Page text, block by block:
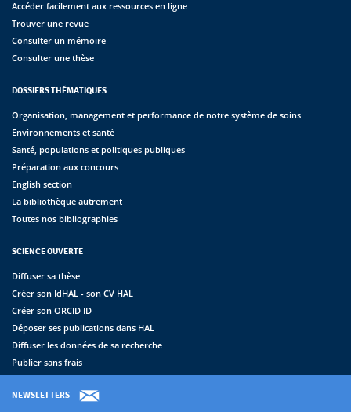
Accéder facilement aux ressources en ligne
Trouver une revue
Consulter un mémoire
Consulter une thèse
DOSSIERS THÉMATIQUES
Organisation, management et performance de notre système de soins
Environnements et santé
Santé, populations et politiques publiques
Préparation aux concours
English section
La bibliothèque autrement
Toutes nos bibliographies
SCIENCE OUVERTE
Diffuser sa thèse
Créer son IdHAL - son CV HAL
Créer son ORCID ID
Déposer ses publications dans HAL
Diffuser les données de sa recherche
Publier sans frais
NEWSLETTERS